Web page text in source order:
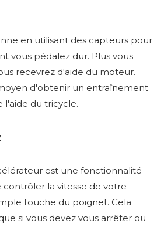
en utilisant des capteurs pour
vous pédalez dur. Plus vous
recevrez d'aide du moteur.
d'obtenir un entraînement
du tricycle.
est une fonctionnalité
la vitesse de votre
touche du poignet. Cela
si vous devez vous arrêter ou